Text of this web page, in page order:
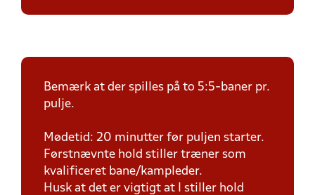
Bemærk at der spilles på to 5:5-baner pr.
pulje.
Mødetid: 20 minutter før puljen starter.
Førstnævnte hold stiller træner som
kvalificeret bane/kampleder.
Husk at det er vigtigt at I stiller hold